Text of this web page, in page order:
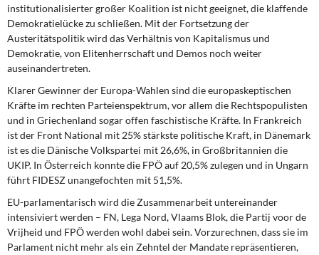
institutionalisierter großer Koalition ist nicht geeignet, die klaffende
Demokratielücke zu schließen. Mit der Fortsetzung der
Austeritätspolitik wird das Verhältnis von Kapitalismus und
Demokratie, von Elitenherrschaft und Demos noch weiter
auseinandertreten.
Klarer Gewinner der Europa-Wahlen sind die europaskeptischen
Kräfte im rechten Parteienspektrum, vor allem die Rechtspopulisten
und in Griechenland sogar offen faschistische Kräfte. In Frankreich
ist der Front National mit 25% stärkste politische Kraft, in Dänemark
ist es die Dänische Volkspartei mit 26,6%, in Großbritannien die
UKIP. In Österreich konnte die FPÖ auf 20,5% zulegen und in Ungarn
führt FIDESZ unangefochten mit 51,5%.
EU-parlamentarisch wird die Zusammenarbeituntereinander
intensiviert werden – FN, Lega Nord, Vlaams Blok, die Partij voor de
Vrijheid und FPÖ werden wohl dabei sein. Vorzurechnen, dass sie im
Parlament nicht mehr als ein Zehntel der Mandate repräsentieren,